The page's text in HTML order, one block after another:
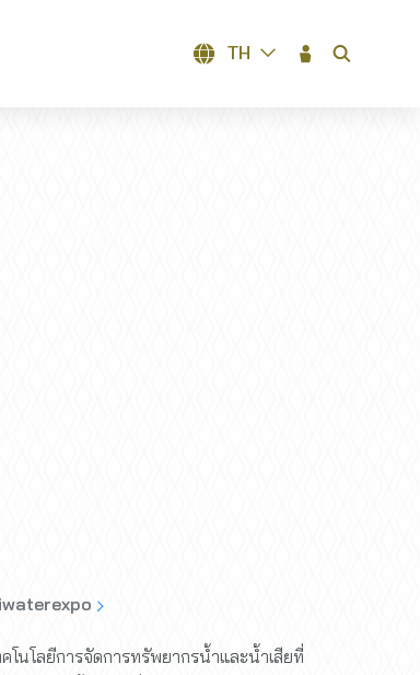
TH
นโลยีการจัดการทรัพยากรน้ำและน้ำเสียที่